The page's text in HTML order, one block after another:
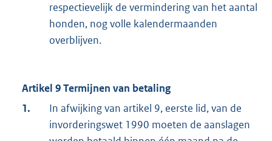
respectievelijk de vermindering van het aantal
honden, nog volle kalendermaanden
overblijven.
Artikel 9 Termijnen van betaling
1.
In afwijking van artikel 9, eerste lid, van de
invorderingswet 1990 moeten de aanslagen